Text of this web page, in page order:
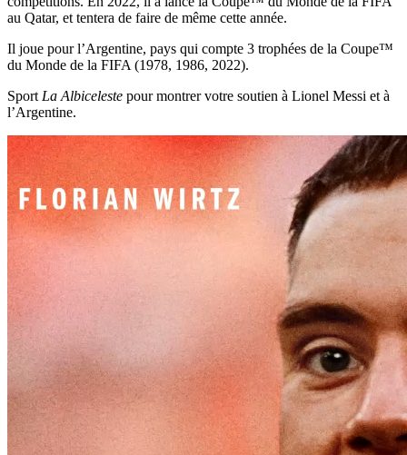
au Qatar, et tentera de faire de même cette année.
Il joue pour l’Argentine, pays qui compte 3 trophées de la Coupe™
du Monde de la FIFA (1978, 1986, 2022).
Sport La Albiceleste pour montrer votre soutien à Lionel Messi et à
l’Argentine.